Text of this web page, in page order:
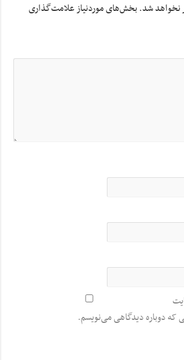
نخواهد شد.بخش‌های موردنیاز علامت‌گذاری
که دوباره دیدگاهی می‌نویسم.